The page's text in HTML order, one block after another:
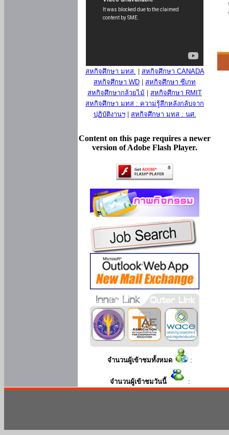
สหกิจศึกษา มทส.
สหกิจศึกษา CANADA
สหกิจศึกษา WD
สหกิจศึกษา ซีเกท
สหกิจศึกษากล้วยไม้
สหกิจศึกษา RMIT
สหกิจศึกษา มทส : ความรู้สึกหลังกลับจาก
ปฏิบัติงานฯ| สหกิจศึกษา มทส : นศ.
Content on this page requires a newer
version of Adobe Flash Player.
จำนวนผู้เข้าชมทั้งหมด :
จำนวนผู้เข้าชมวันนี้ :